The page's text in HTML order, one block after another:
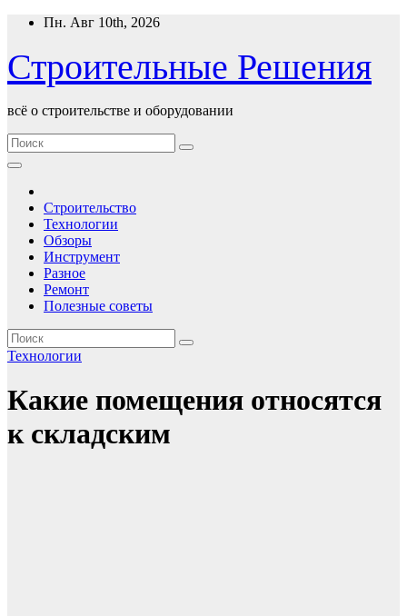
Перейти
содержимому
Пн. Авг 10th, 2026
Строительные Решения
всё о строительстве и оборудовании
Строительство
Технологии
Обзоры
Инструмент
Разное
Ремонт
Полезные советы
Технологии
Какие помещения относятся
к складским